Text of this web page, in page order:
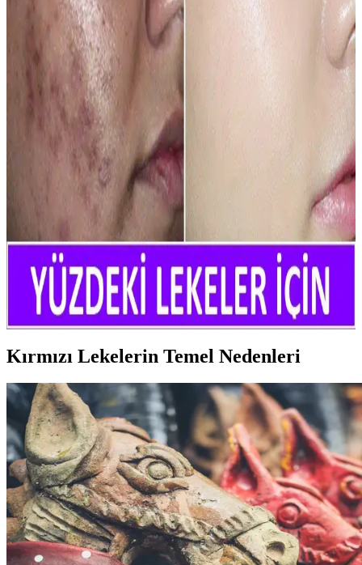
Alerji ve Kırmızı Leke Sorunlarına Çözüm Rehberi:
Nedenleri ve Tedavi Yöntemleri
Alerjik reaksiyonlar sonucu oluşan kırmızı lekelerin nedenleri, cilt
tipine göre çözümler ve doğal ile medikal tedavi seçenekleri ile cilt
sağlığınızı koruyun.
Egzama ve Kırmızı Leke: Cilt Sağlığını Koruma
Yolları ve Tedavi Yöntemleri
Egzama ve kırmızı leke hakkında bilinmesi gerekenler, belirtileri,
nedenleri ve tedavi yöntemleri ile cilt sağlığını koruma yollarını
Yüzdeki Kırmızı Lekeler İçin En Etkili Krem ve
Bakım Yöntemleri
Yüzdeki kırmızı lekeler, çeşitli nedenlerle ortaya çıkar. Doğru krem
ve bakım yöntemleriyle bu sorunları hafifletmek ve cilt sağlığını
desteklemek mümkün.
Kırmızı Lekelerin Temel Nedenleri